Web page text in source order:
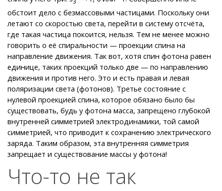
обстоит дело с безмассовыми частицами. Поскольку они
летают со скоростью света, перейти в систему отсчёта,
где такая частица покоится, нельзя. Тем не менее можно
говорить о её спиральности — проекции спина на
направление движения. Так вот, хотя спин фотона равен
единице, таких проекций только две — по направлению
движения и против него. Это и есть правая и левая
поляризации света (фотонов). Третье состояние с
нулевой проекцией спина, которое обязано было бы
существовать, будь у фотона масса, запрещено глубокой
внутренней симметрией электродинамики, той самой
симметрией, что приводит к сохранению электрического
заряда. Таким образом, эта внутренняя симметрия
запрещает и существование массы у фотона!
Что-то не так